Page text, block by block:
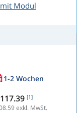
Modul
1-2 Wochen
[1]
exkl. MwSt.